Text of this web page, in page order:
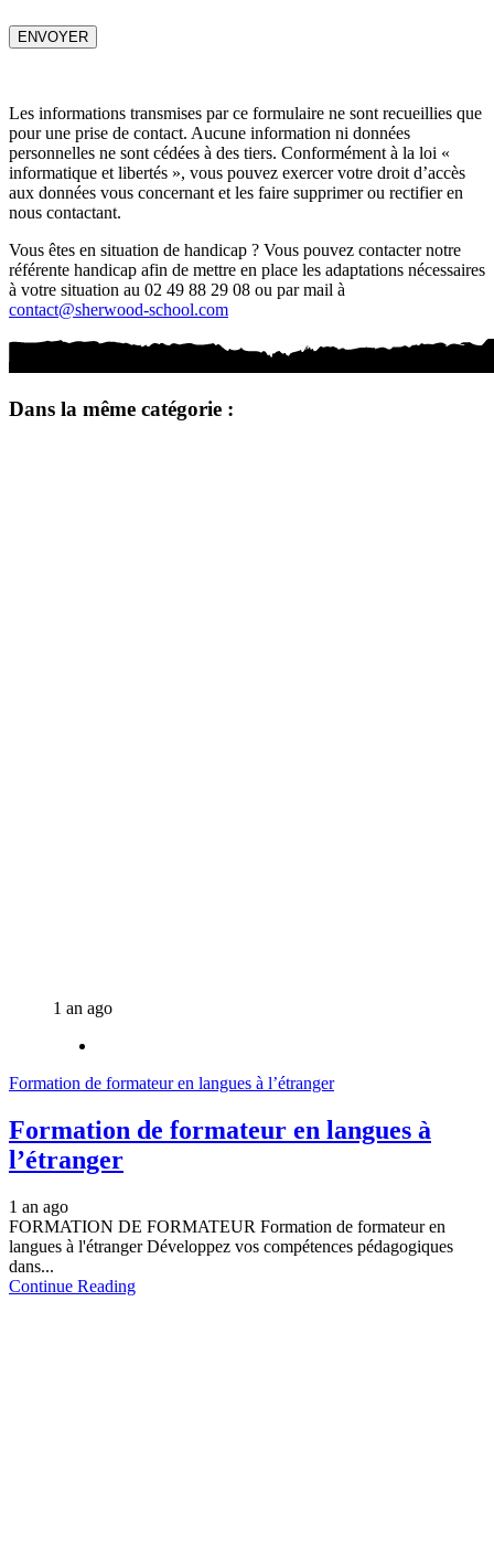
Les informations transmises par ce formulaire ne sont recueillies que
pour une prise de contact. Aucune information ni données
personnelles ne sont cédées à des tiers. Conformément à la loi «
informatique et libertés », vous pouvez exercer votre droit d’accès
aux données vous concernant et les faire supprimer ou rectifier en
nous contactant.
Vous êtes en situation de handicap ? Vous pouvez contacter notre
référente handicap afin de mettre en place les adaptations nécessaires
à votre situation au 02 49 88 29 08 ou par mail à
contact@sherwood-school.com
Dans la même catégorie :
1 an ago
Formation de formateur en langues à l’étranger
Formation de formateur en langues à
l’étranger
1 an ago
FORMATION DE FORMATEUR Formation de formateur en
langues à l'étranger Développez vos compétences pédagogiques
dans...
Continue Reading